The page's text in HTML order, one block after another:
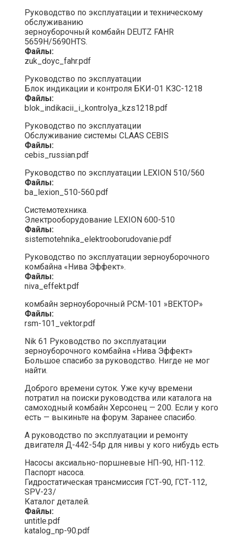
Руководство по эксплуатации и техническому
обслуживанию
зерноуборочный комбайн DEUTZ FAHR
5659H/5690HTS.
Файлы:
zuk_doyc_fahr.pdf
Руководство по эксплуатации
Блок индикации и контроля БКИ-01 КЗС-1218
Файлы:
blok_indikacii_i_kontrolya_kzs1218.pdf
Руководство по эксплуатации
Обслуживание системы CLAAS CEBIS
Файлы:
cebis_russian.pdf
Руководство по эксплуатации LEXION 510/560
Файлы:
ba_lexion_510-560.pdf
Системотехника.
Электрооборудование LEXION 600-510
Файлы:
sistemotehnika_elektrooborudovanie.pdf
Руководство по эксплуатации зерноуборочного
комбайна «Нива Эффект».
Файлы:
niva_effekt.pdf
комбайн зерноуборочный РСМ-101 »ВЕКТОР»
Файлы:
rsm-101_vektor.pdf
Nik 61 Руководство по эксплуатации
зерноуборочного комбайна «Нива Эффект»
Большое спасибо за руководство. Нигде не мог
найти.
Доброго времени суток. Уже кучу времени
потратил на поиски руководства или каталога на
самоходный комбайн Херсонец — 200. Если у кого
есть — выкиньте на форум. Заранее спасибо.
А руководство по эксплуатации и ремонту
двигателя Д-442-54р для нивы у кого нибудь есть
Насосы аксиально-поршневые НП-90, НП-112.
Паспорт насоса.
Гидростатическая трансмиссия ГСТ-90, ГСТ-112,
SPV-23/
Каталог деталей.
Файлы:
untitle.pdf
katalog_np-90.pdf